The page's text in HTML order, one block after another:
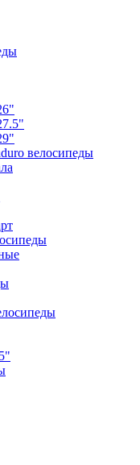
велосипеды